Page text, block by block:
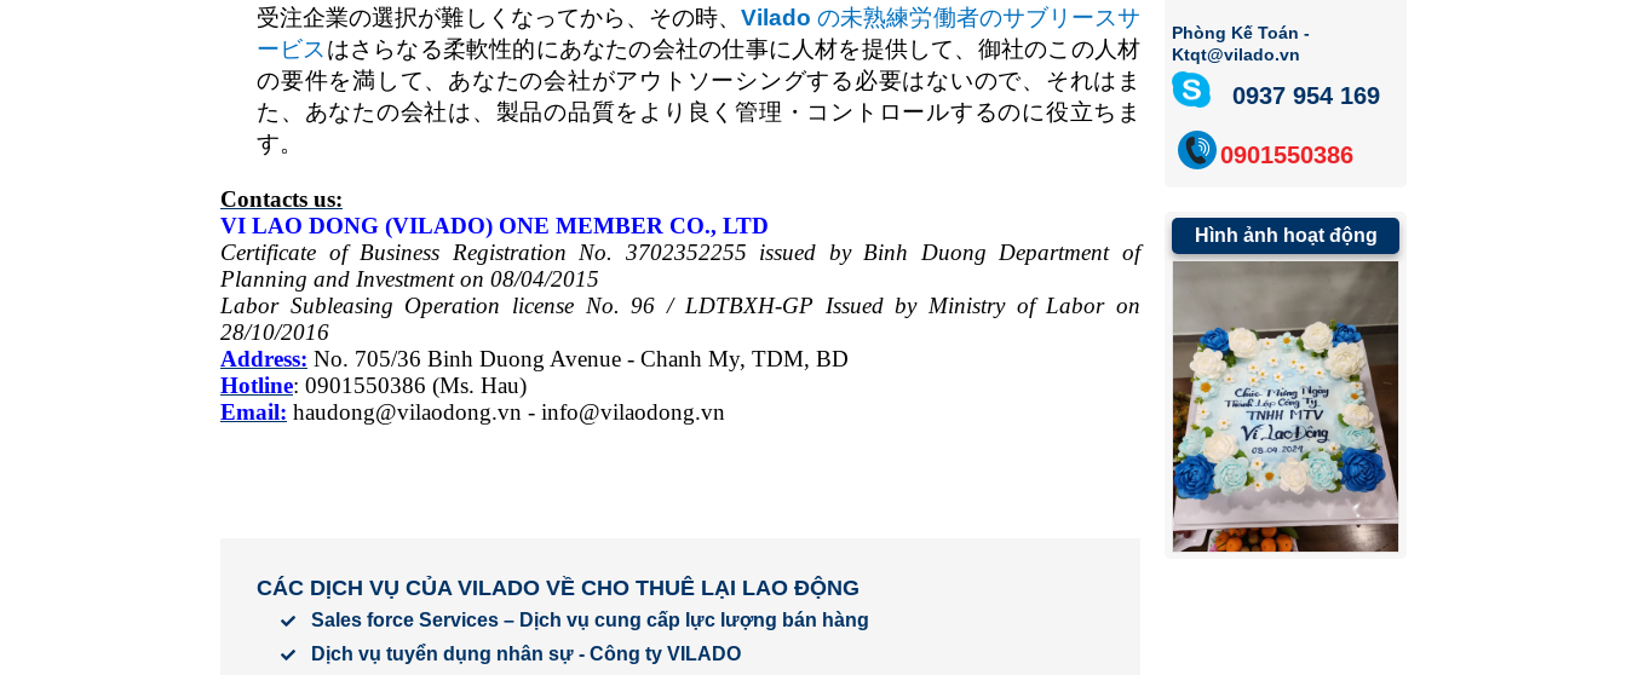
受注企業の選択が難しくなってから、その時、Viladoの未熟練労働者のサブリースサ
ービス はさらなる柔軟性的にあなたの会社の仕事に人材を提供して、御社のこの人材
の要件を満して、あなたの会社がアウトソーシングする必要はないので、それはま
た、あなたの会社は、製品の品質をより良く管理・コントロールするのに役立ちま
す。
Contacts us:
VI LAO DONG (VILADO) ONE MEMBER CO., LTD
Certificate of Business Registration No. 3702352255 issued by Binh Duong Department of
Planning and Investment on 08/04/2015
Labor Subleasing Operation license No. 96 / LDTBXH-GP Issued by Ministry of Labor on
28/10/2016
Address: No. 705/36 Binh Duong Avenue - Chanh My, TDM, BD
Hotline: 0901550386 (Ms. Hau)
Email: haudong@vilaodong.vn - info@vilaodong.vn
CÁC DỊCH VỤ CỦA VILADO VỀ CHO THUÊ LẠI LAO ĐỘNG
Sales force Services – Dịch vụ cung cấp lực lượng bán hàng
Dịch vụ tuyển dụng nhân sự - Công ty VILADO
Phòng Kế Toán -
Ktqt@vilado.vn
0937 954 169
0901550386
Hình ảnh hoạt động